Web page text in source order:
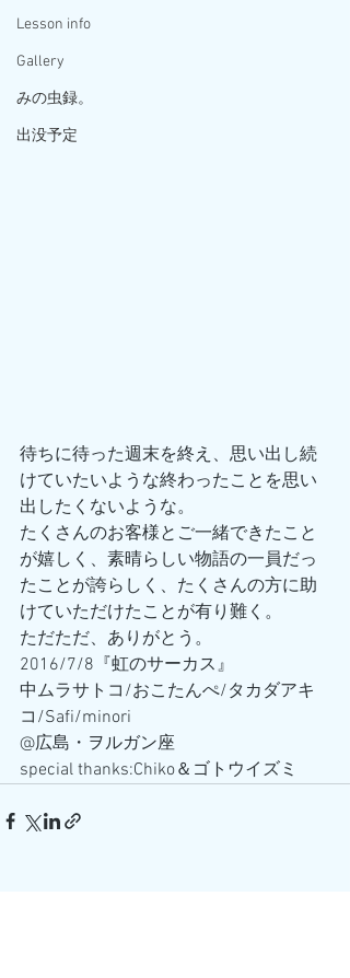
Lesson info
Gallery
みの虫録。
出没予定
待ちに待った週末を終え、思い出し続
けていたいような終わったことを思い
出したくないような。
たくさんのお客様とご一緒できたこと
が嬉しく、素晴らしい物語の一員だっ
たことが誇らしく、たくさんの方に助
けていただけたことが有り難く。
ただただ、ありがとう。
2016/7/8『虹のサーカス』
中ムラサトコ/おこたんぺ/タカダアキ
コ/Safi/minori
@広島・ヲルガン座
special thanks:Chiko＆ゴトウイズミ